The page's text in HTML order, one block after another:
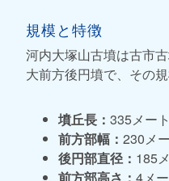
規模と特徴
河内大塚山古墳は古市
大前方後円墳で、その
墳丘長： 335メー
前方部幅： 230メ
後円部直径： 185
前方部高さ： 4メ